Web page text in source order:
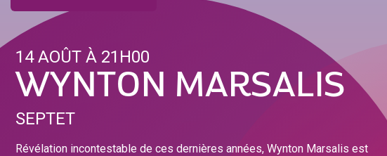
14 AOÛT À 21H00
WYNTON MARSALIS
SEPTET
Révélation incontestable de ces dernières années, Wynton Marsalis est